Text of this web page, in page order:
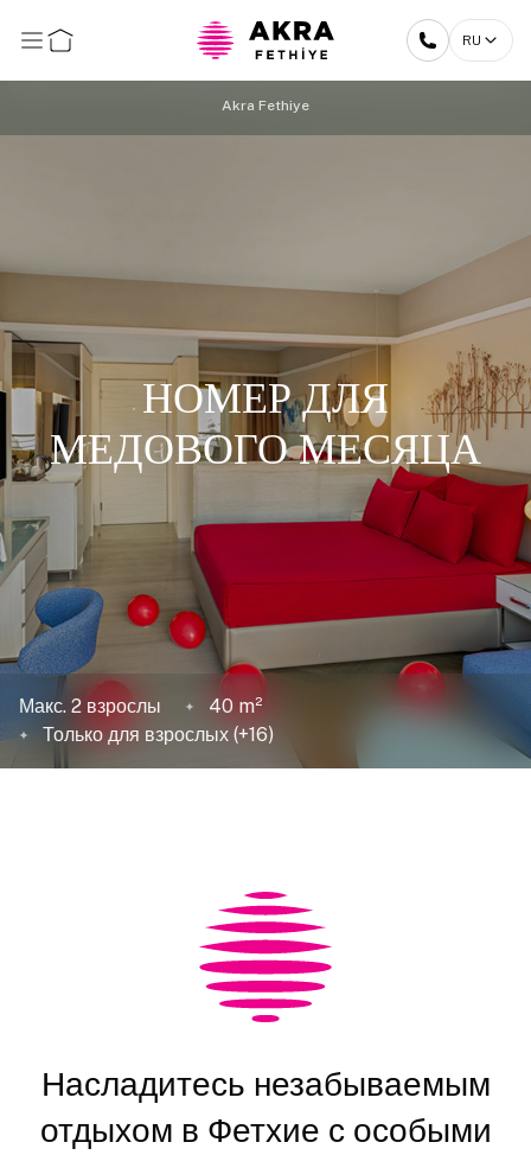
RU
Akra Fethiye
НОМЕР ДЛЯ
МЕДОВОГО МЕСЯЦА
Макс. 2 взрослы
40 m²
Только для взрослых (+16)
Насладитесь незабываемым
отдыхом в Фетхие с особыми